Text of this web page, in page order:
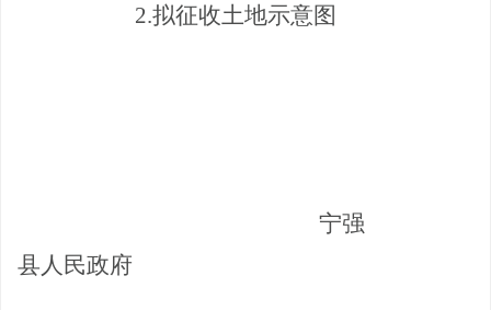
2.拟征收土地示意图
宁强
县人民政府